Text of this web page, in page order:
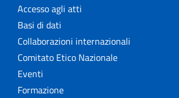
Accesso agli atti
Basi di dati
Collaborazioni internazionali
Comitato Etico Nazionale
Eventi
Formazione